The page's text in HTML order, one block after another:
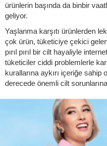
ürünlerin başında da binbir
geliyor.
Yaşlanma karşıtı ürünlerden
çok ürün, tüketiciye çekici
pırıl pırıl bir cilt hayaliyle
tüketiciler ciddi problemlerle
kurallarına aykırı içeriğe sahip
derecede önemli cilt